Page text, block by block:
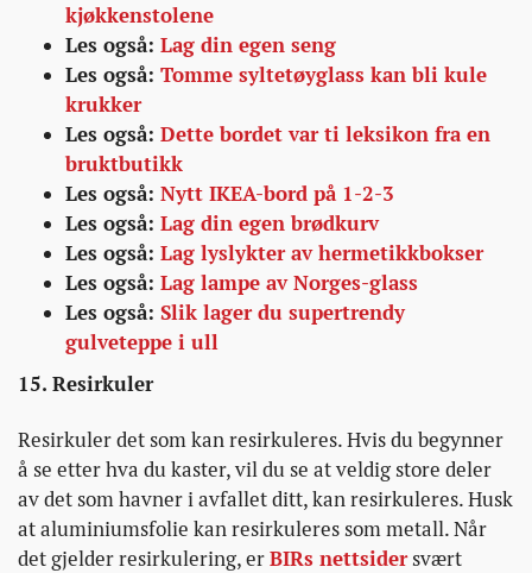
kjøkkenstolene
Les også: Lag din egen seng
Les også: Tomme syltetøyglass kan bli kule
krukker
Les også: Dette bordet var ti leksikon fra en
bruktbutikk
Les også: Nytt IKEA-bord på 1-2-3
Les også: Lag din egen brødkurv
Les også: Lag lyslykter av hermetikkbokser
Les også: Lag lampe av Norges-glass
Les også: Slik lager du supertrendy
gulveteppe i ull
15. Resirkuler
Resirkuler det som kan resirkuleres. Hvis du begynner
å se etter hva du kaster, vil du se at veldig store deler
av det som havner i avfallet ditt, kan resirkuleres. Husk
at aluminiumsfolie kan resirkuleres som metall. Når
det gjelder resirkulering, erBIRs nettsidersvært